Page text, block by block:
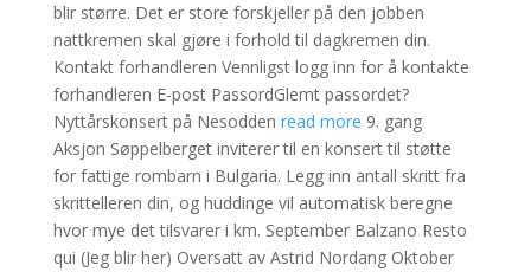
blir større. Det er store forskjeller på den jobben
nattkremen skal gjøre i forhold til dagkremen din.
Kontakt forhandleren Vennligst logg inn for å kontakte
forhandleren E-post PassordGlemt passordet?
Nyttårskonsert på Nesodden read more 9. gang
Aksjon Søppelberget inviterer til en konsert til støtte
for fattige rombarn i Bulgaria. Legg inn antall skritt fra
skrittelleren din, og huddinge vil automatisk beregne
hvor mye det tilsvarer i km. September Balzano Resto
qui (Jeg blir her) Oversatt av Astrid Nordang Oktober